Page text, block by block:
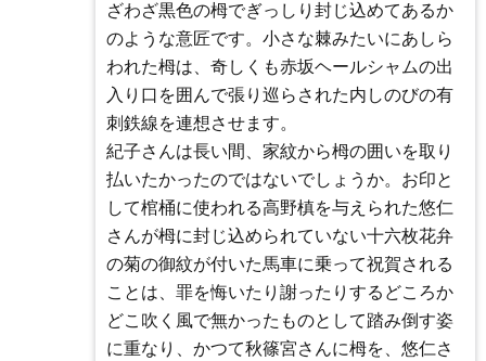
ざわざ黒色の栂でぎっしり封じ込めてあるか
のような意匠です。小さな棘みたいにあしら
われた栂は、奇しくも赤坂ヘールシャムの出
入り口を囲んで張り巡らされた内しのびの有
刺鉄線を連想させます。
紀子さんは長い間、家紋から栂の囲いを取り
払いたかったのではないでしょうか。お印と
して棺桶に使われる高野槙を与えられた悠仁
さんが栂に封じ込められていない十六枚花弁
の菊の御紋が付いた馬車に乗って祝賀される
ことは、罪を悔いたり謝ったりするどころか
どこ吹く風で無かったものとして踏み倒す姿
に重なり、かつて秋篠宮さんに栂を、悠仁さ